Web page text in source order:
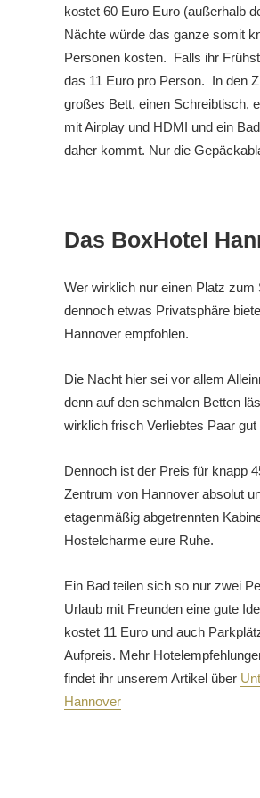
kostet 60 Euro Euro (außerhalb
Nächte würde das ganze somit
Personen kosten. Falls ihr
das 11 Euro pro Person. In den
großes Bett, einen Schreibtisch,
mit Airplay und HDMI und ein
daher kommt. Nur die
Das BoxHotel
Wer wirklich nur einen Platz zum
dennoch etwas Privatsphäre
Hannover empfohlen.
Die Nacht hier sei vor allem
denn auf den schmalen Betten
wirklich frisch Verliebtes Paar
Dennoch ist der Preis für knapp
Zentrum von Hannover absolut
etagenmäßig abgetrennten
Hostelcharme eure Ruhe.
Ein Bad teilen sich so nur zwei
Urlaub mit Freunden eine gute
kostet 11 Euro und auch
Aufpreis. Mehr
findet ihr unserem Artikel über
Hannover